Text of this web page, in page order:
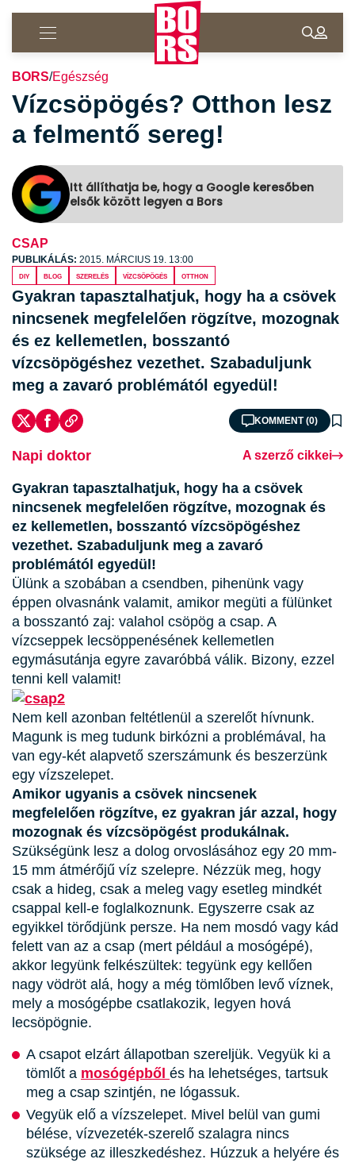
BORS/Egészség
Vízcsöpögés? Otthon lesz
a felmentő sereg!
Itt állíthatja be, hogy a Google keresőben
elsők között legyen a Bors
CSAP
PUBLIKÁLÁS: 2015. MÁRCIUS 19. 13:00
diy
blog szerelés vízcsöpögés otthon
Gyakran tapasztalhatjuk, hogy ha a csövek
nincsenek megfelelően rögzítve, mozognak
és ez kellemetlen, bosszantó
vízcsöpögéshez vezethet. Szabaduljunk
meg a zavaró problémától egyedül!
KOMMENT (0)
Napi doktor A szerző cikkei
Gyakran tapasztalhatjuk, hogy ha a csövek
nincsenek megfelelően rögzítve, mozognak és
ez kellemetlen, bosszantó vízcsöpögéshez
vezethet. Szabaduljunk meg a zavaró
problémától egyedül!
Ülünk a szobában a csendben, pihenünk vagy
éppen olvasnánk valamit, amikor megüti a fülünket
a bosszantó zaj: valahol csöpög a csap. A
vízcseppek lecsöppenésének kellemetlen
egymásutánja egyre zavaróbbá válik. Bizony, ezzel
tenni kell valamit!
Nem kell azonban feltétlenül a szerelőt hívnunk.
Magunk is meg tudunk birkózni a problémával, ha
van egy-két alapvető szerszámunk és beszerzünk
egy vízszelepet.
Amikor ugyanis a csövek nincsenek
megfelelően rögzítve, ez gyakran jár azzal, hogy
mozognak és vízcsöpögést produkálnak.
Szükségünk lesz a dolog orvoslásához egy 20 mm-
15 mm átmérőjű víz szelepre. Nézzük meg, hogy
csak a hideg, csak a meleg vagy esetleg mindkét
csappal kell-e foglalkoznunk. Egyszerre csak az
egyikkel törődjünk persze. Ha nem mosdó vagy kád
felett van az a csap (mert például a mosógépé),
akkor legyünk felkészültek: tegyünk egy kellően
nagy vödröt alá, hogy a még tömlőben levő víznek,
mely a mosógépbe csatlakozik, legyen hová
lecsöpögnie.
A csapot elzárt állapotban szereljük. Vegyük ki a
tömlőt a mosógépből és ha lehetséges, tartsuk
meg a csap szintjén, ne lógassuk.
Vegyük elő a vízszelepet. Mivel belül van gumi
bélése, vízvezeték-szerelő szalagra nincs
szüksége az illeszkedéshez. Húzzuk a helyére és